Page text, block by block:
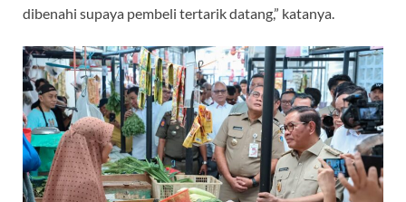
dibenahi supaya pembeli tertarik datang,” katanya.